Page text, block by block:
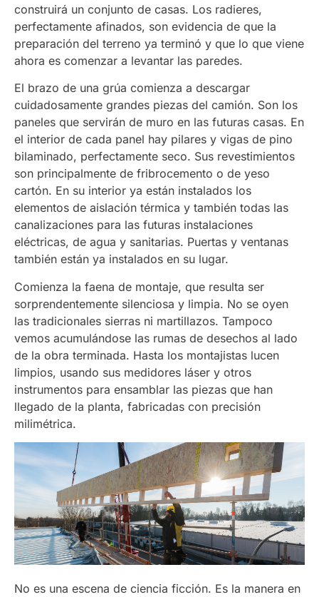
construirá un conjunto de casas. Los radieres,
perfectamente afinados, son evidencia de que la
preparación del terreno ya terminó y que lo que viene
ahora es comenzar a levantar las paredes.
El brazo de una grúa comienza a descargar
cuidadosamente grandes piezas del camión. Son los
paneles que servirán de muro en las futuras casas. En
el interior de cada panel hay pilares y vigas de pino
bilaminado, perfectamente seco. Sus revestimientos
son principalmente de fribrocemento o de yeso
cartón. En su interior ya están instalados los
elementos de aislación térmica y también todas las
canalizaciones para las futuras instalaciones
eléctricas, de agua y sanitarias. Puertas y ventanas
también están ya instalados en su lugar.
Comienza la faena de montaje, que resulta ser
sorprendentemente silenciosa y limpia. No se oyen
las tradicionales sierras ni martillazos. Tampoco
vemos acumulándose las rumas de desechos al lado
de la obra terminada. Hasta los montajistas lucen
limpios, usando sus medidores láser y otros
instrumentos para ensamblar las piezas que han
llegado de la planta, fabricadas con precisión
milimétrica.
No es una escena de ciencia ficción. Es la manera en